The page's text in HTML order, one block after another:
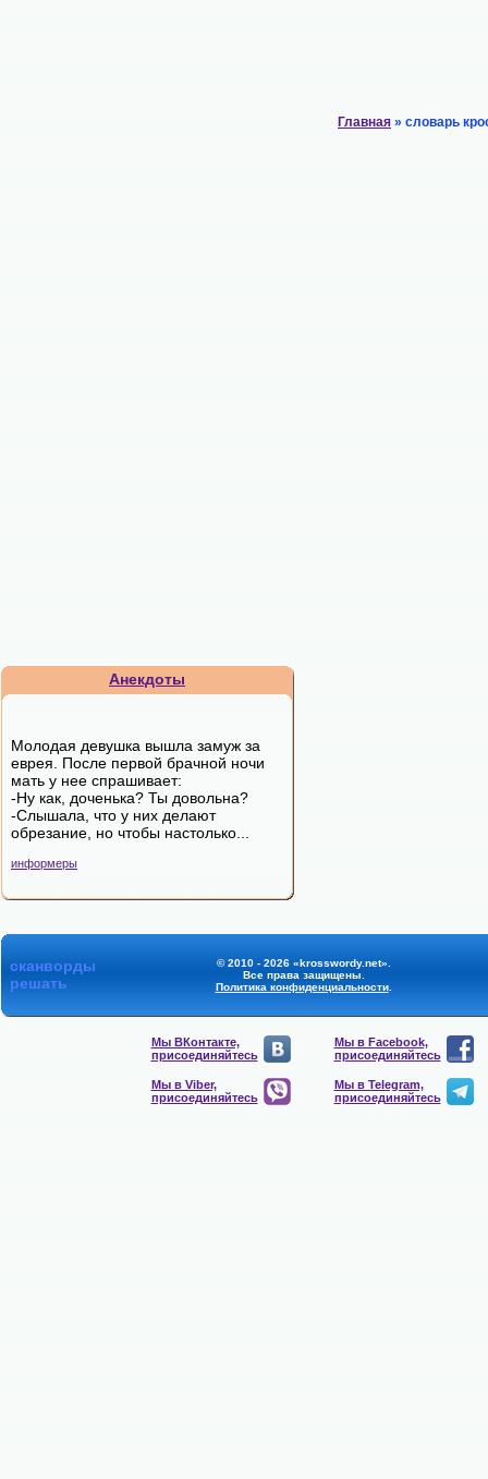
Анекдоты
Молодая девушка вышла замуж за
еврея. После первой брачной ночи
мать у нее спрашивает:
-Ну как, доченька? Ты довольна?
-Слышала, что у них делают
обрезание, но чтобы настолько...
информеры
Главная » словарь
сканворды
решать
© 2010 - 2026 «krosswordy.net».
Все права защищены.
Политика конфиденциальности.
Мы ВКонтакте,
присоединяйтесь
Мы в Facebook,
присоединяйтесь
Мы в Viber,
присоединяйтесь
Мы в Telegram,
присоединяйтесь